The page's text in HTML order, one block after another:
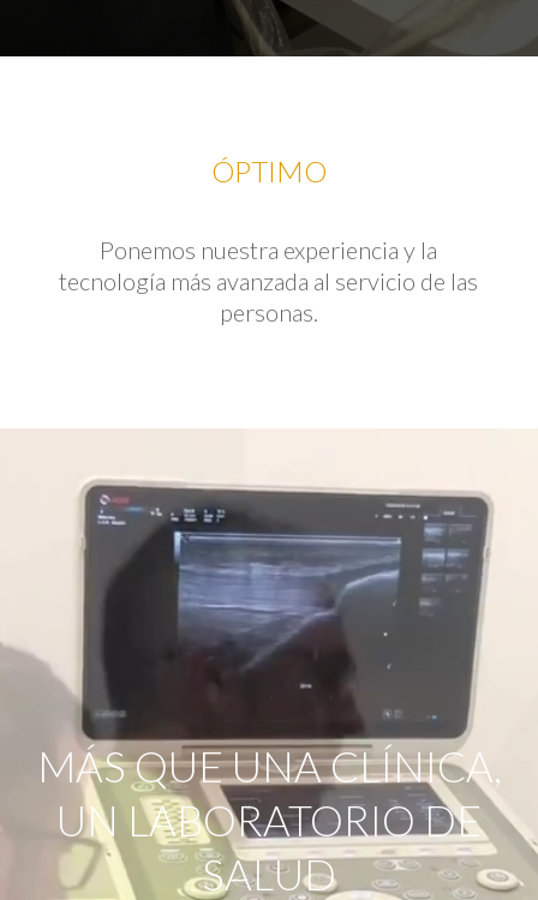
ÓPTIMO
Ponemos nuestra experiencia y la
tecnología más avanzada al servicio de las
personas.
MÁS QUE UNA CLÍNICA,
UN LABORATORIO DE
SALUD